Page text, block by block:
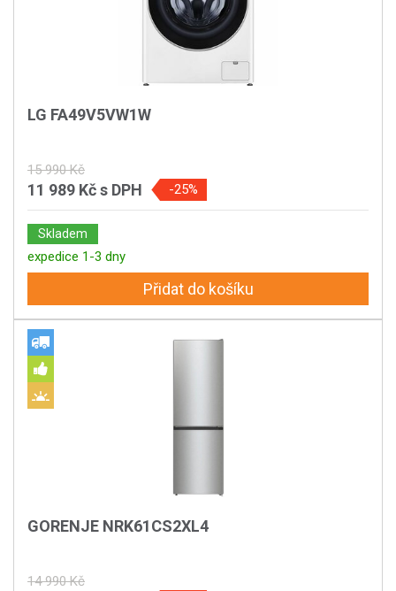
LG FA49V5VW1W
15 990 Kč
11 989 Kčs DPH -25%
Skladem
expedice 1-3 dny
Přidat do košíku
GORENJE NRK61CS2XL4
14 990 Kč